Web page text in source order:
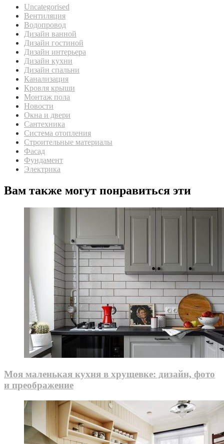
Uncategorised
Вентиляция
Водопровод
Дизайн ванной
Дизайн гостиной
Дизайн интерьера
Дизайн кухни
Дизайн спальни
Канализация
Кровля крыши
Монтаж пола
Новости
Окна и двери
Сантехника
Система отопления
Строительные материалы
Фасад
Фундамент
Электрика
Вам также могут понравиться эти
Моя маленькая кухня в хрущевке: дизайн, фото
и преображение